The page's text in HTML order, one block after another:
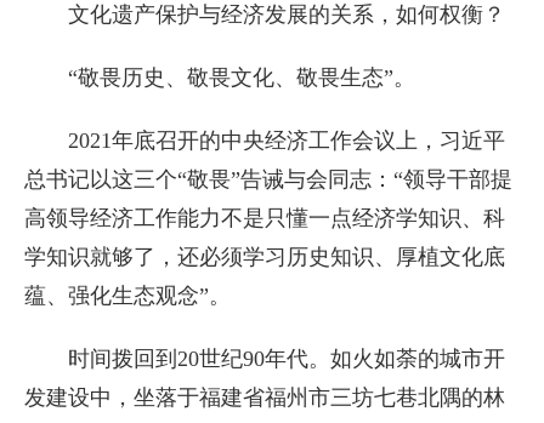
文化遗产保护与经济发展的关系，如何权衡？
“敬畏历史、敬畏文化、敬畏生态”。
2021年底召开的中央经济工作会议上，习近平
总书记以这三个“敬畏”告诫与会同志：“领导干部提
高领导经济工作能力不是只懂一点经济学知识、科
学知识就够了，还必须学习历史知识、厚植文化底
蕴、强化生态观念”。
时间拨回到20世纪90年代。如火如荼的城市开
发建设中，坐落于福建省福州市三坊七巷北隅的林